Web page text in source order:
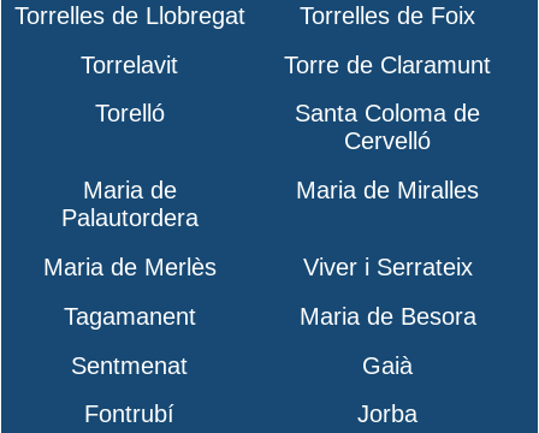
Torrelles de Llobregat
Torrelles de Foix
Torrelavit
Torre de Claramunt
Torelló
Santa Coloma de
Cervelló
Maria de
Palautordera
Maria de Miralles
Maria de Merlès
Viver i Serrateix
Tagamanent
Maria de Besora
Sentmenat
Gaià
Fontrubí
Jorba